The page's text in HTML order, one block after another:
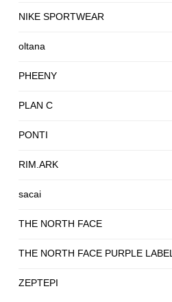
NIKE SPORTWEAR
oltana
PHEENY
PLAN C
PONTI
RIM.ARK
sacai
THE NORTH FACE
THE NORTH FACE PURPLE LABEL
ZEPTEPI